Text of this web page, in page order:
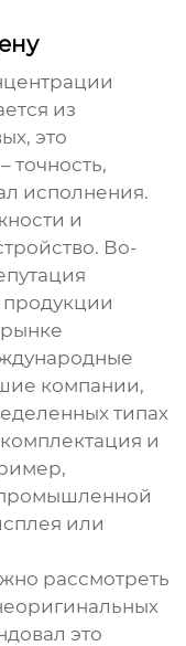
из
это
точность,
исполнения.
и
Во-
продукции
компании,
типах
и
или
рассмотреть
это